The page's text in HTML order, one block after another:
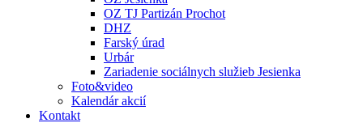
OZ TJ Partizán Prochot
DHZ
Farský úrad
Urbár
Zariadenie sociálnych služieb Jesienka
Foto&video
Kalendár akcií
Kontakt